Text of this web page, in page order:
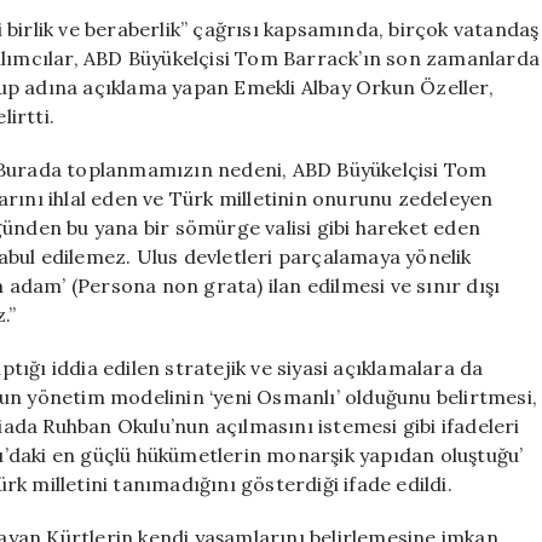
Önünde
Barrack’a
Tepki
Adam
İlan
Edilsin”
için
ve beraberlik” çağrısı kapsamında, birçok vatandaş
ABD Büyükelçisi Tom Barrack’ın son zamanlarda
adına açıklama yapan Emekli Albay Orkun Özeller,
toplanmamızın nedeni, ABD Büyükelçisi Tom
ihlal eden ve Türk milletinin onurunu zedeleyen
bu yana bir sömürge valisi gibi hareket eden
edilemez. Ulus devletleri parçalamaya yönelik
(Persona non grata) ilan edilmesi ve sınır dışı
iddia edilen stratejik ve siyasi açıklamalara da
yönetim modelinin ‘yeni Osmanlı’ olduğunu belirtmesi,
Ruhban Okulu’nun açılmasını istemesi gibi ifadeleri
en güçlü hükümetlerin monarşik yapıdan oluştuğu’
milletini tanımadığını gösterdiği ifade edildi.
Kürtlerin kendi yaşamlarını belirlemesine imkan